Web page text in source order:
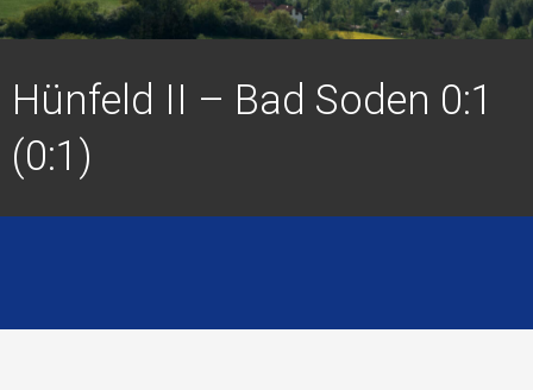
Hünfeld II – Bad Soden 0:1
(0:1)